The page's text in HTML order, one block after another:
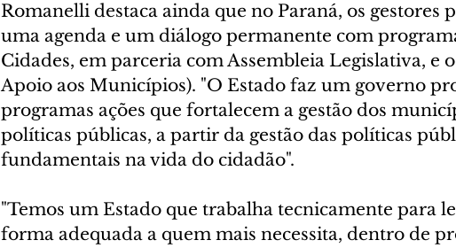
Romanelli destaca ainda que no Paraná, os gestores
uma agenda e um diálogo permanente com
Cidades, em parceria com Assembleia Legislativa, e
Apoio aos Municípios). "O Estado faz um governo
programas ações que fortalecem a gestão dos
políticas públicas, a partir da gestão das políticas
fundamentais na vida do cidadão".
"Temos um Estado que trabalha tecnicamente para
forma adequada a quem mais necessita, dentro de